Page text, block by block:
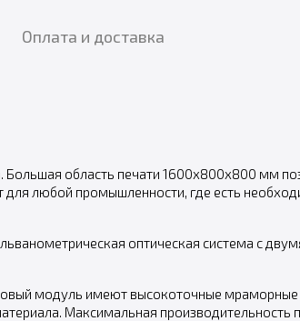
Оплата и доставка
область печати 1600х800х800 мм
любой промышленности, где есть
оптическая система с
модуль имеют высокоточные
Максимальная производительность